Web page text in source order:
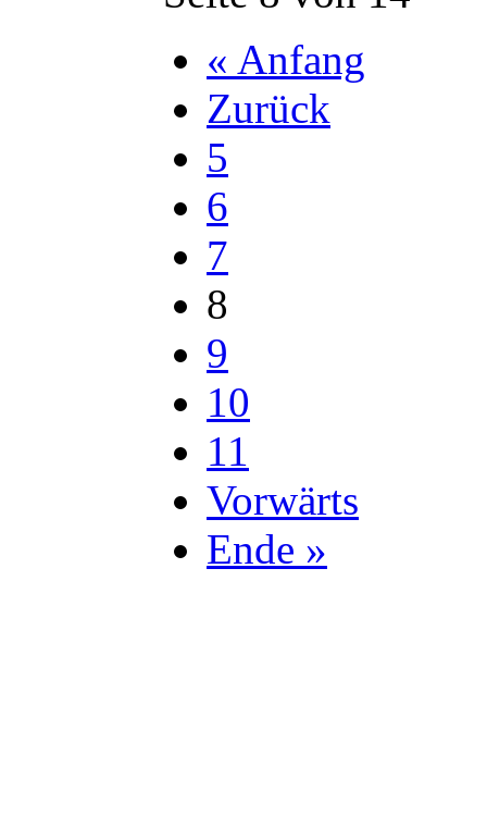
« Anfang
Zurück
5
6
7
8
9
10
11
Vorwärts
Ende »